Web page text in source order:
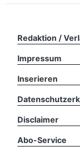
Redaktion /
Impressum
Inserieren
Disclaimer
Abo-Service